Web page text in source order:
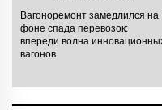
Вагоноремонт замедлился на
фоне спада перевозок:
впереди волна
вагонов